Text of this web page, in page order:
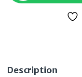
Description